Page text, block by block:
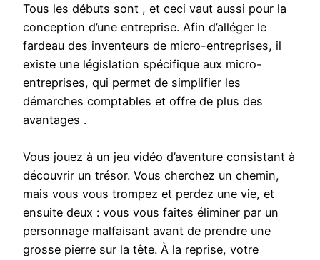
Tous les débuts sont , et ceci vaut aussi pour la
conception d’une entreprise. Afin d’alléger le
fardeau des inventeurs de micro-entreprises, il
existe une législation spécifique aux micro-
entreprises, qui permet de simplifier les
démarches comptables et offre de plus des
avantages .
Vous jouez à un jeu vidéo d’aventure consistant à
découvrir un trésor. Vous cherchez un chemin,
mais vous vous trompez et perdez une vie, et
ensuite deux : vous vous faites éliminer par un
personnage malfaisant avant de prendre une
grosse pierre sur la tête. À la reprise, votre